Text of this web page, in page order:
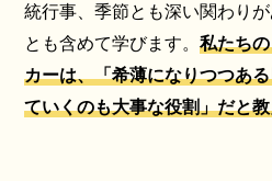
統行事、季節とも深い関わり
とも含めて学びます。 私たち
カーは、「希薄になりつつあ
ていくのも大事な役割」だと